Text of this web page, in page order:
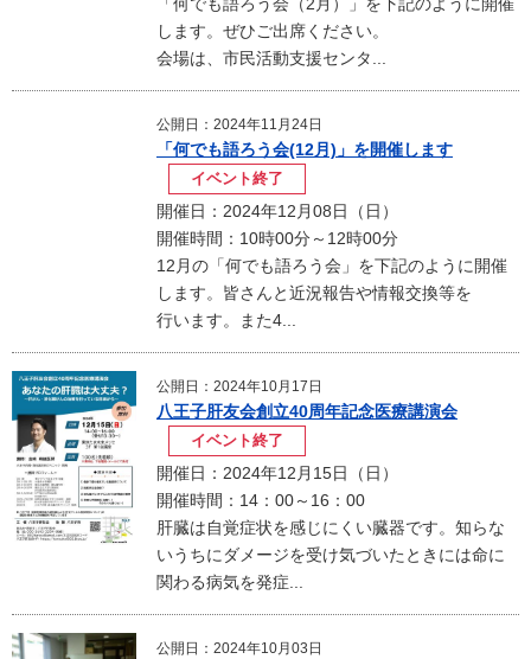
します。ぜひご出席ください。
会場は、市民活動支援センタ...
公開日：2024年11月24日
「何でも語ろう会(12月)」を開催します
イベント終了
開催日：2024年12月08日（日）
開催時間：10時00分～12時00分
12月の「何でも語ろう会」を下記のように開催
します。皆さんと近況報告や情報交換等を
行います。また4...
公開日：2024年10月17日
八王子肝友会創立40周年記念医療講演会
イベント終了
開催日：2024年12月15日（日）
開催時間：14：00～16：00
肝臓は自覚症状を感じにくい臓器です。知らな
いうちにダメージを受け気づいたときには命に
関わる病気を発症...
公開日：2024年10月03日